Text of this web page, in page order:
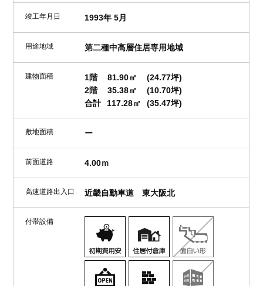
竣工年月日 1993年 5月
用途地域 第二種中高層住居専用地域
建物面積 1階 81.90㎡
(24.77坪)
2階
35.38㎡
(10.70坪)
合計
117.28㎡ (35.47坪)
敷地面積 ー
前面道路 4.00ｍ
高速道路出入口 近畿自動車道 東大阪北
付帯設備